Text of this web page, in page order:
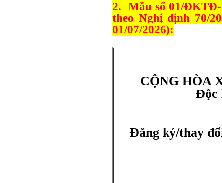
2. Mẫu số 01/
theo Nghị định 70/
01/07/2026):
CỘNG HÒA
Độc
Đăng ký/thay